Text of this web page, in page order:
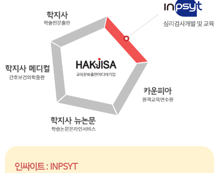
인싸이트 : INPSYT